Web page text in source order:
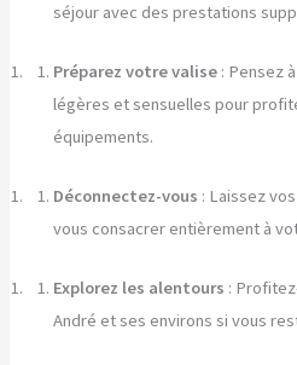
séjour avec des prestations
Préparez votre valise : Pensez
légères et sensuelles pour
équipements.
Déconnectez-vous : Laissez
vous consacrer entièrement à
Explorez les alentours :
André et ses environs si vous